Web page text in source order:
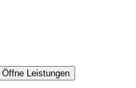
Öffne Leistungen